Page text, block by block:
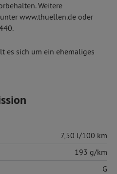
Weitere
www.thuellen.de oder
es sich um ein ehemaliges
7,50 l/100 km
193 g/km
G